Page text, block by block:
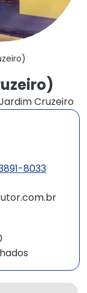
Cruzeiro
8033